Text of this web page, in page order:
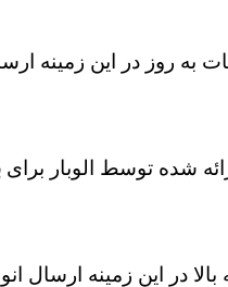
به روز در این زمینه
شده توسط الوبار برای
بالا در این زمینه ارسال